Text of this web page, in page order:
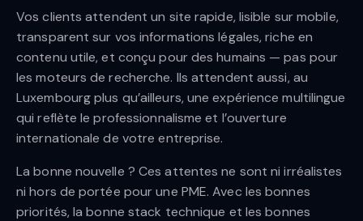
Vos clients attendent un site rapide, lisible sur mobile,
transparent sur vos informations légales, riche en
contenu utile, et conçu pour des humains — pas pour
les moteurs de recherche. Ils attendent aussi, au
Luxembourg plus qu’ailleurs, une expérience multilingue
qui reflète le professionnalisme et l’ouverture
internationale de votre entreprise.
La bonne nouvelle ? Ces attentes ne sont ni irréalistes
ni hors de portée pour une PME. Avec les bonnes
priorités, la bonne stack technique et les bonnes